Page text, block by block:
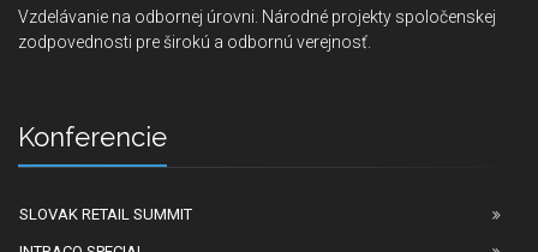
Vzdelávanie na odbornej úrovni. Národné projekty spoločenskej
zodpovednosti pre širokú a odbornú verejnosť.
Konferencie
SLOVAK RETAIL SUMMIT